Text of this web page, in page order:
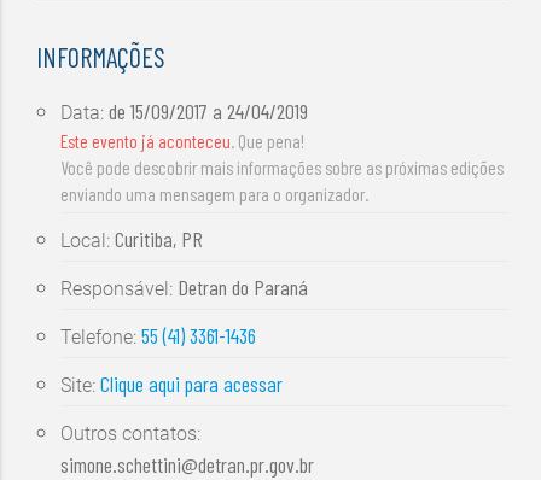
INFORMAÇÕES
Data:de15/09/2017 a 24/04/2019
Este evento já aconteceu. Que pena!
Você pode descobrir mais informações sobre as próximas edições
enviando uma mensagem para o organizador.
Local:Curitiba, PR
Responsável: Detran do Paraná
Telefone:55 (41) 3361-1436
Site:Clique aqui para acessar
Outros contatos:
simone.schettini@detran.pr.gov.br